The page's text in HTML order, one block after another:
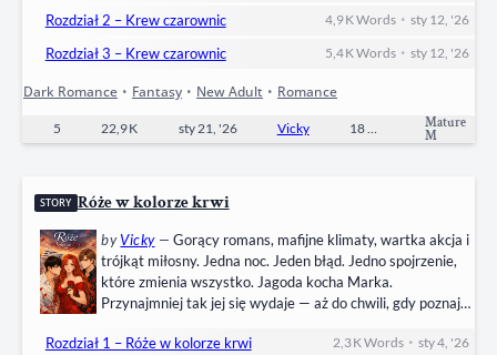
zaciskać pętlę, Neva odkrywa, że w tej historii nikt nie
prosi o zgodę…
Rozdział 2 – Krew czarownic 4,9 KWords •sty 12, '26
Rozdział 3 – Krew czarownic 5,4 KWords •sty 12, '26
Dark Romance • Fantasy • New Adult • Romance
5 22,9 K sty 21, '26 Vicky 18 Completed
Mature
M
STORY Róże w kolorze krwi
byVicky— Gorący romans, mafijne klimaty, wartka akcja i
trójkąt miłosny. Jedna noc. Jeden błąd. Jedno spojrzenie,
które zmienia wszystko. Jagoda kocha Marka.
Przynajmniej tak jej się wydaje — aż do chwili, gdy poznaje
magnetyczny i zupełnie niepasujący do świata, który zna.
Rozdział 1 – Róże w kolorze krwi 2,3 KWords •sty 4, '26